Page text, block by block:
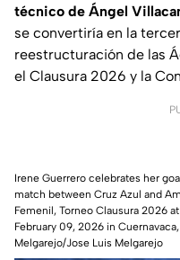
técnico de Ángel
se convertiría en la
reestructuración de las
el Clausura 2026 y la
Irene Guerrero celebrates her
match between Cruz Azul and
Femenil, Torneo Clausura 2026
February 09, 2026 in
Melgarejo/Jose Luis Melgarejo